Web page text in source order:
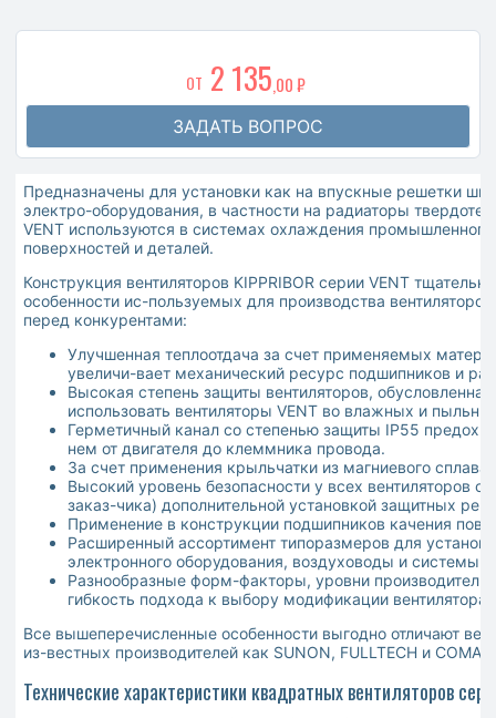
ОТ 2 135,00 ₽
ЗАДАТЬ ВОПРОС
Предназначены для установки как на впускные решетки
электро-оборудования, в частности на радиаторы
VENT используются в системах охлаждения
поверхностей и деталей.
Конструкция вентиляторов KIPPRIBOR серии VENT
особенности ис-пользуемых для производства
перед конкурентами:
Улучшенная теплоотдача за счет применяемых
увеличи-вает механический ресурс подшипников и
Высокая степень защиты вентиляторов,
использовать вентиляторы VENT во влажных и
Герметичный канал со степенью защиты IP55
нем от двигателя до клеммника провода.
За счет применения крыльчатки из магниевого
Высокий уровень безопасности у всех вентиляторов
заказ-чика) дополнительной установкой защитных
Применение в конструкции подшипников качения
Расширенный ассортимент типоразмеров для
электронного оборудования, воздуховоды и системы
Разнообразные форм-факторы, уровни
гибкость подхода к выбору модификации
Все вышеперечисленные особенности выгодно отличают
из-вестных производителей как SUNON, FULLTECH и
Технические характеристики квадратных вентиляторов